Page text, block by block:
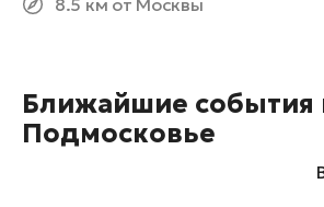
8.5 км от Москвы
Ближайшие события
Подмосковье